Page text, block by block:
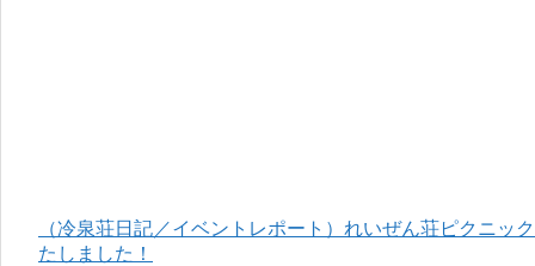
（冷泉荘日記／イベントレポート）れいぜん荘ピクニッ
たしました！